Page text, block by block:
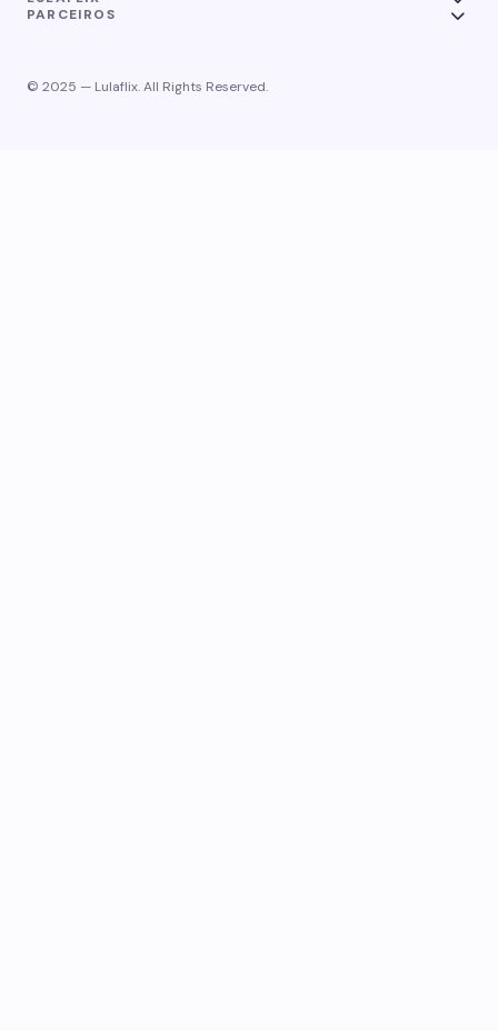
PARCEIROS
© 2025 — Lulaflix. All Rights Reserved.